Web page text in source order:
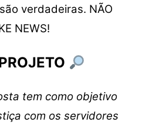
verdadeiras. NÃO
NEWS!
tem como objetivo
com os servidores